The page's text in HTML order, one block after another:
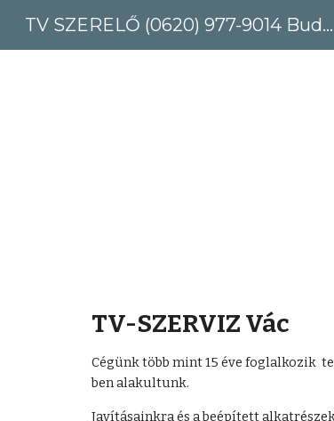
TV SZERELŐ (0620) 977-9014 Budapest, Pest megye
TV-SZERVIZ Vác
Cégünk több mint 15 éve foglalkozik
ben alakultunk.
Javításainkra és a beépített